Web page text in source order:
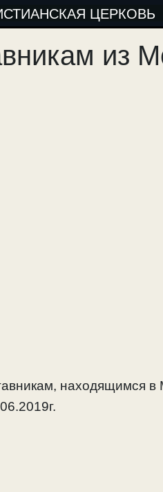
ЦЕРКОВЬ
из
находящимся в